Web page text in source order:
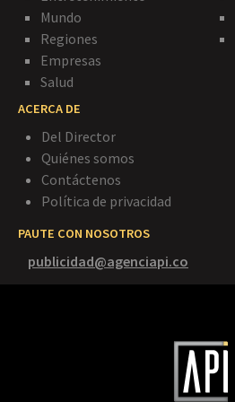
Mundo
Regiones
Empresas
Salud
ACERCA DE
Del Director
Quiénes somos
Contáctenos
Política de privacidad
PAUTE CON NOSOTROS
publicidad@agenciapi.co